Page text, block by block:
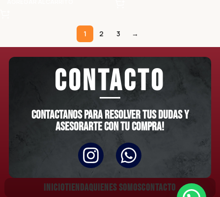
1 2 3 →
CONTACTO
Contactanos para resolver tus dudas y
asesorarte con tu compra!
INICIOTIENDAQUIENES SOMOSCONTACTO